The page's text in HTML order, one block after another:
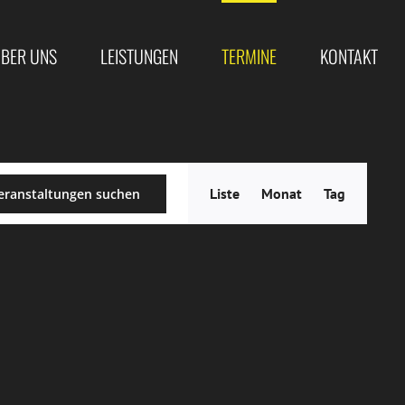
UNS LEISTUNGEN TERMINE KONTAKT
suchen Liste Monat Tag